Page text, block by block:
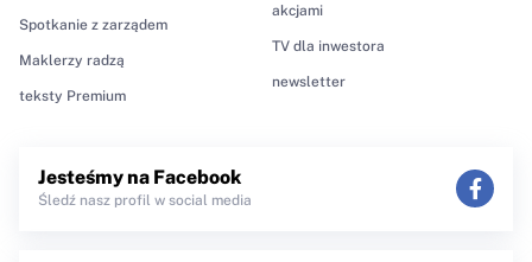
Spotkanie z zarządem
Maklerzy radzą
teksty Premium
akcjami
TV dla inwestora
newsletter
Jesteśmy na Facebook
Śledź nasz profil w social media